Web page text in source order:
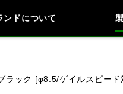
ンドについて
ラック [φ8.5/ゲイルスピード